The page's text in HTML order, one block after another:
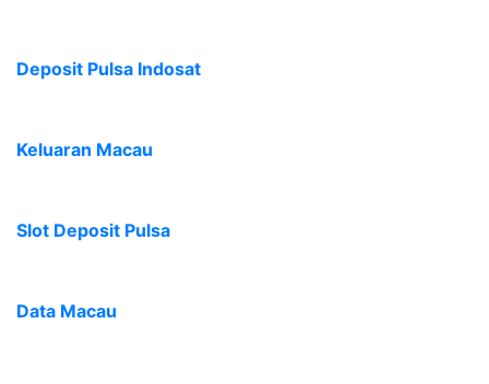
Deposit Pulsa Indosat
Keluaran Macau
Slot Deposit Pulsa
Data Macau